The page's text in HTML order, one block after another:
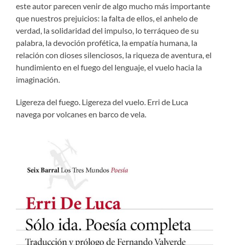
este autor parecen venir de algo mucho más importante
que nuestros prejuicios: la falta de ellos, el anhelo de
verdad, la solidaridad del impulso, lo terráqueo de su
palabra, la devoción profética, la empatía humana, la
relación con dioses silenciosos, la riqueza de aventura, el
hundimiento en el fuego del lenguaje, el vuelo hacia la
imaginación.
Ligereza del fuego. Ligereza del vuelo. Erri de Luca
navega por volcanes en barco de vela.